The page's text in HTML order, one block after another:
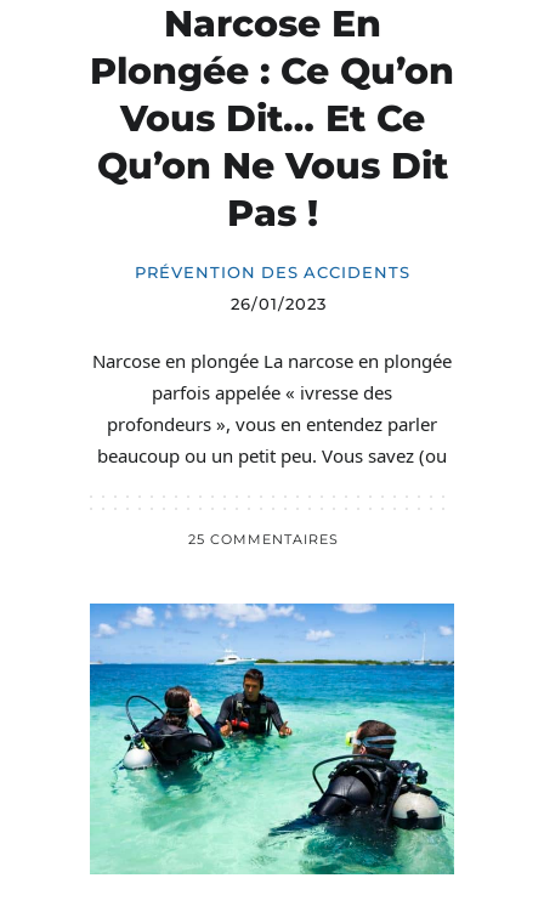
Narcose En
Plongée : Ce Qu’on
Vous Dit… Et Ce
Qu’on Ne Vous Dit
Pas !
PRÉVENTION DES ACCIDENTS
26/01/2023
Narcose en plongée La narcose en plongée
parfois appelée « ivresse des
profondeurs », vous en entendez parler
beaucoup ou un petit peu. Vous savez (ou
25 COMMENTAIRES